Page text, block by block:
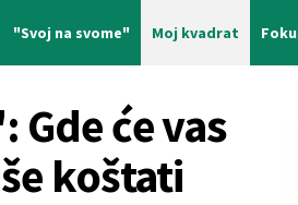
"Svoj na svome" Moj kvadrat
će vas
koštati